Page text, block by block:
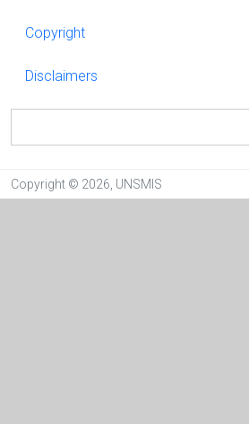
Copyright
Copyright
Disclaimers
Disclaimers
Copyright © 2026, UNSMIS